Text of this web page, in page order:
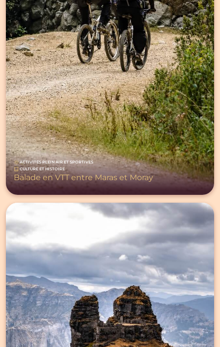
ACTIVITÉS PLEIN AIR ET SPORTIVES
CULTURE ET HISTOIRE
Balade en VTT entre Maras et Moray